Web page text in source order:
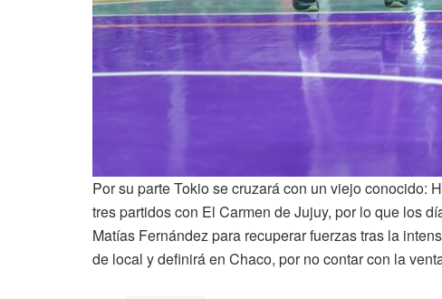
Por su parte Tokio se cruzará con un viejo conocido:
tres partidos con El Carmen de Jujuy, por lo que los
Matías Fernández para recuperar fuerzas tras la
de local y definirá en Chaco, por no contar con la